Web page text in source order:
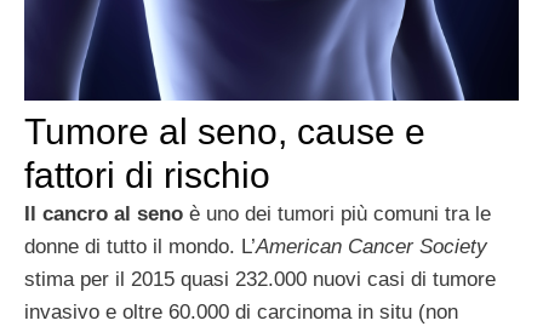
Tumore al seno, cause e
fattori di rischio
Il cancro al seno è uno dei tumori più comuni tra le
donne di tutto il mondo. L’American Cancer Society
stima per il 2015 quasi 232.000 nuovi casi di tumore
invasivo e oltre 60.000 di carcinoma in situ (non